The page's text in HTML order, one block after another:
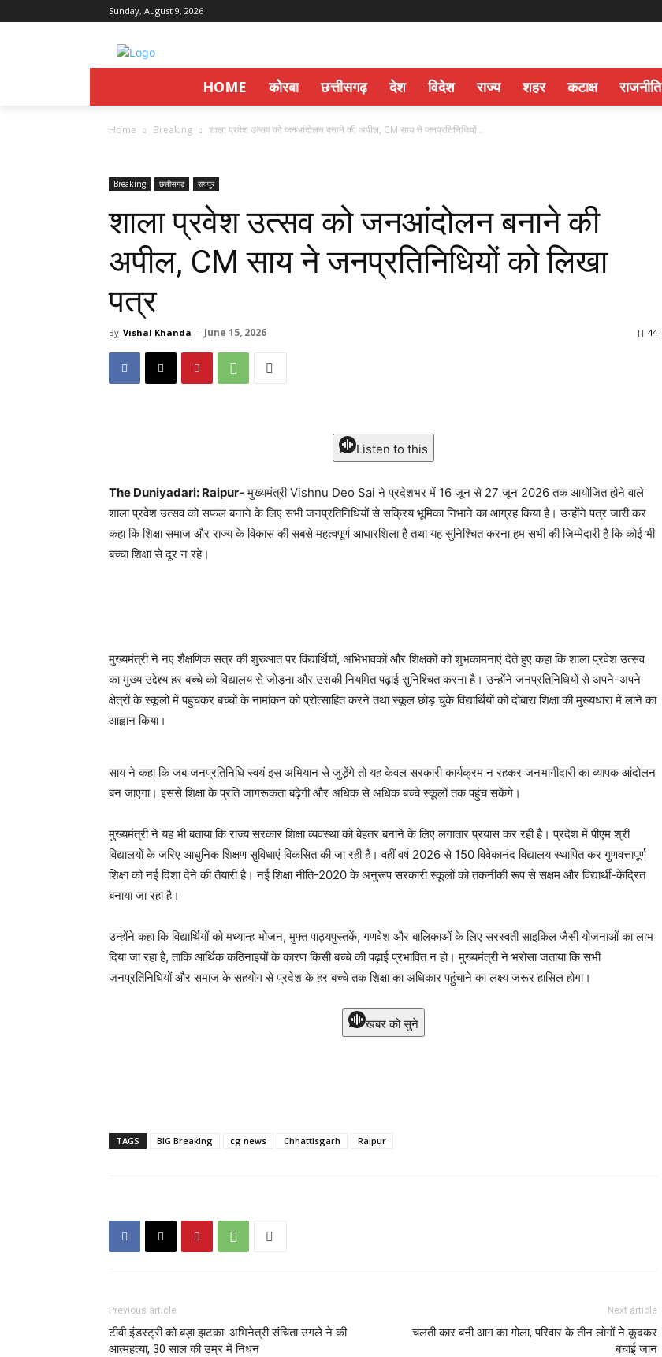
Sunday, August 9, 2026
HOME कोरबा छत्तीसगढ़ देश विदेश राज्य शहर कटाक्ष राजनीति
Home Breaking शाला प्रवेश उत्सव को जनआंदोलन बनाने की अपील, CM साय ने जनप्रतिनिधियों...
Breaking छत्तीसगढ़ रायपुर
शाला प्रवेश उत्सव को जनआंदोलन बनाने की
अपील, CM साय ने जनप्रतिनिधियों को लिखा
पत्र
By Vishal Khanda - June 15, 2026 44
Listen to this
The Duniyadari: Raipur- मुख्यमंत्री Vishnu Deo Sai ने प्रदेशभर में 16 जून से 27 जून 2026 तक आयोजित होने वाले
शाला प्रवेश उत्सव को सफल बनाने के लिए सभी जनप्रतिनिधियों से सक्रिय भूमिका निभाने का आग्रह किया है। उन्होंने पत्र जारी कर
कहा कि शिक्षा समाज और राज्य के विकास की सबसे महत्वपूर्ण आधारशिला है तथा यह सुनिश्चित करना हम सभी की जिम्मेदारी है कि कोई भी
बच्चा शिक्षा से दूर न रहे।
मुख्यमंत्री ने नए शैक्षणिक सत्र की शुरुआत पर विद्यार्थियों, अभिभावकों और शिक्षकों को शुभकामनाएं देते हुए कहा कि शाला प्रवेश उत्सव
का मुख्य उद्देश्य हर बच्चे को विद्यालय से जोड़ना और उसकी नियमित पढ़ाई सुनिश्चित करना है। उन्होंने जनप्रतिनिधियों से अपने-अपने
क्षेत्रों के स्कूलों में पहुंचकर बच्चों के नामांकन को प्रोत्साहित करने तथा स्कूल छोड़ चुके विद्यार्थियों को दोबारा शिक्षा की मुख्यधारा में लाने का
आह्वान किया।
साय ने कहा कि जब जनप्रतिनिधि स्वयं इस अभियान से जुड़ेंगे तो यह केवल सरकारी कार्यक्रम न रहकर जनभागीदारी का व्यापक आंदोलन
बन जाएगा। इससे शिक्षा के प्रति जागरूकता बढ़ेगी और अधिक से अधिक बच्चे स्कूलों तक पहुंच सकेंगे।
मुख्यमंत्री ने यह भी बताया कि राज्य सरकार शिक्षा व्यवस्था को बेहतर बनाने के लिए लगातार प्रयास कर रही है। प्रदेश में पीएम श्री
विद्यालयों के जरिए आधुनिक शिक्षण सुविधाएं विकसित की जा रही हैं। वहीं वर्ष 2026 से 150 विवेकानंद विद्यालय स्थापित कर गुणवत्तापूर्ण
शिक्षा को नई दिशा देने की तैयारी है। नई शिक्षा नीति-2020 के अनुरूप सरकारी स्कूलों को तकनीकी रूप से सक्षम और विद्यार्थी-केंद्रित
बनाया जा रहा है।
उन्होंने कहा कि विद्यार्थियों को मध्यान्ह भोजन, मुफ्त पाठ्यपुस्तकें, गणवेश और बालिकाओं के लिए सरस्वती साइकिल जैसी योजनाओं का लाभ
दिया जा रहा है, ताकि आर्थिक कठिनाइयों के कारण किसी बच्चे की पढ़ाई प्रभावित न हो। मुख्यमंत्री ने भरोसा जताया कि सभी
जनप्रतिनिधियों और समाज के सहयोग से प्रदेश के हर बच्चे तक शिक्षा का अधिकार पहुंचाने का लक्ष्य जरूर हासिल होगा।
खबर को सुने
TAGS BIG Breaking cg news Chhattisgarh Raipur
Previous article
टीवी इंडस्ट्री को बड़ा झटका: अभिनेत्री संचिता उगले ने की
आत्महत्या, 30 साल की उम्र में निधन
Next article
चलती कार बनी आग का गोला, परिवार के तीन लोगों ने कूदकर
बचाई जान